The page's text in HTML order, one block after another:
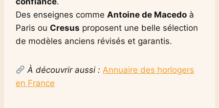
Des enseignes comme Antoine de Macedo à
Paris ou Cresus proposent une belle sélection
de modèles anciens révisés et garantis.
À découvrir aussi : Annuaire des horlogers
en France